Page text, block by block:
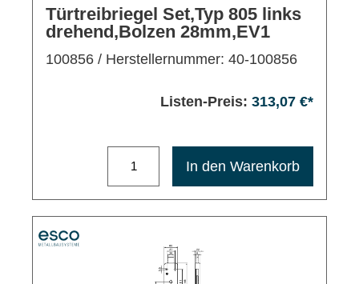
Türtreibriegel Set,Typ 805 links
drehend,Bolzen 28mm,EV1
100856 / Herstellernummer: 40-100856
Listen-Preis: 313,07 €*
In den Warenkorb